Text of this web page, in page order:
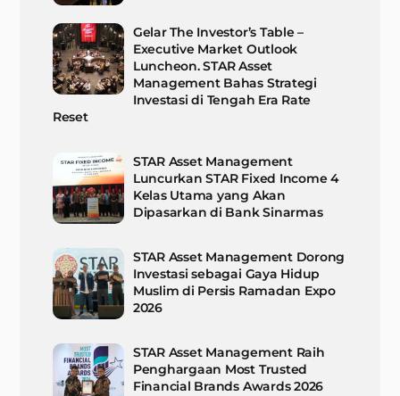
Gelar The Investor’s Table –
Executive Market Outlook
Luncheon. STAR Asset
Management Bahas Strategi
Investasi di Tengah Era Rate
Reset
STAR Asset Management
Luncurkan STAR Fixed Income 4
Kelas Utama yang Akan
Dipasarkan di Bank Sinarmas
STAR Asset Management Dorong
Investasi sebagai Gaya Hidup
Muslim di Persis Ramadan Expo
2026
STAR Asset Management Raih
Penghargaan Most Trusted
Financial Brands Awards 2026